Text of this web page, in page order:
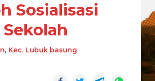
Sosialisasi
, Kec. Lubuk basung